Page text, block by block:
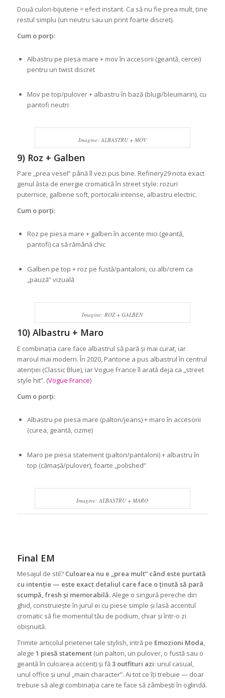
Două culori-bijuterie = efect instant. Ca să nu fie prea mult, ține
restul simplu (un neutru sau un print foarte discret).
Cum o porți:
Albastru pe piesa mare + mov în accesorii (geantă, cercei)
pentru un twist discret
Mov pe top/pulover + albastru în bază (blugi/bleumarin), cu
pantofi neutri
Imagine: ALBASTRU + MOV
9) Roz + Galben
Pare „prea vesel” până îl vezi pus bine. Refinery29 nota exact
genul ăsta de energie cromatică în street style: rozuri
puternice, galbene soft, portocalii intense, albastru electric.
Cum o porți:
Roz pe piesa mare + galben în accente mici (geantă,
pantofi) ca să rămână chic
Galben pe top + roz pe fustă/pantaloni, cu alb/crem ca
„pauză” vizuală
Imagine: ROZ + GALBEN
10) Albastru + Maro
E combinația care face albastrul să pară și mai curat, iar
maroul mai modern. În 2020, Pantone a pus albastrul în centrul
atenției (Classic Blue), iar Vogue France îl arată deja ca „street
style hit”. (Vogue France)
Cum o porți:
Albastru pe piesa mare (palton/jeans) + maro în accesorii
(curea, geantă, cizme)
Maro pe piesa statement (palton/pantaloni) + albastru în
top (cămașă/pulover), foarte „polished”
Imagine: ALBASTRU + MARO
Final EM
Mesajul de stil? Culoarea nu e „prea mult” când este purtată
cu intenție — este exact detaliul care face o ținută să pară
scumpă, fresh și memorabilă.Alege o singură pereche din
ghid, construiește în jurul ei cu piese simple și lasă accentul
cromatic să fie momentul tău de podium, chiar și într-o zi
obișnuită.
Trimite articolul prietenei tale stylish, intră pe Emozioni Moda,
alege 1 piesă statement(un palton, un pulover, o fustă sau o
geantă în culoarea accent) și fă3 outfituri azi: unul casual,
unul office și unul „main character”. Ai tot ce îți trebuie — doar
trebuie să alegi combinația care te face să zâmbești în oglindă.